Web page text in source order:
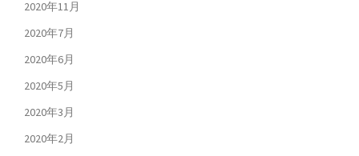
2020年11月
2020年7月
2020年6月
2020年5月
2020年3月
2020年2月